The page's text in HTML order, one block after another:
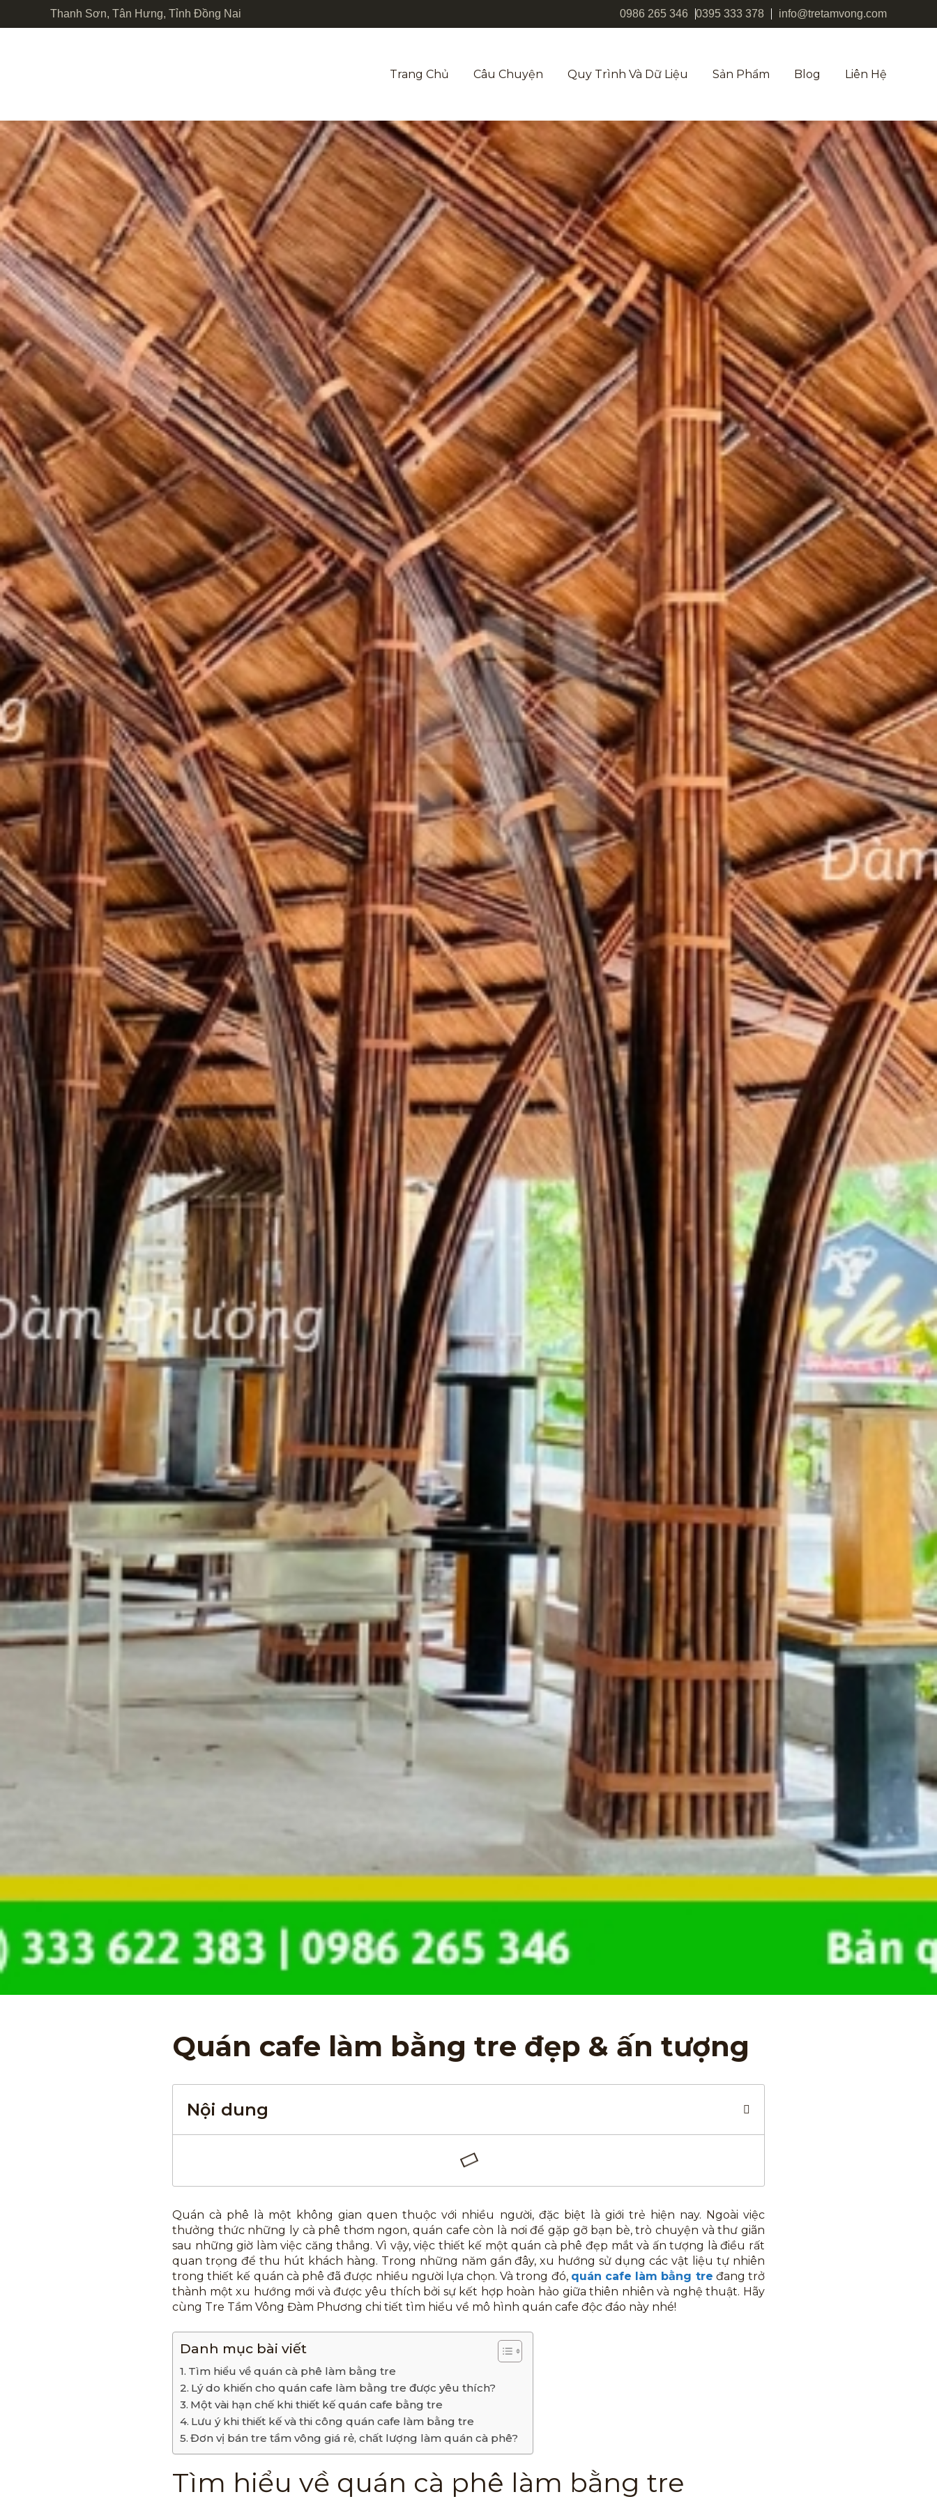
Thanh Sơn, Tân Hưng, Tỉnh Đồng Nai 0986 265 346 0395 333 378 info@tretamvong.com
Trang Chủ Câu Chuyện Quy Trình Và Dữ Liệu Sản Phẩm Blog Liên Hệ
Quán cafe làm bằng tre đẹp & ấn tượng
Nội dung
Quán cà phê là một không gian quen thuộc với nhiều người, đặc biệt là giới trẻ hiện nay. Ngoài việc
thưởng thức những ly cà phê thơm ngon, quán cafe còn là nơi để gặp gỡ bạn bè, trò chuyện và thư giãn
sau những giờ làm việc căng thẳng. Vì vậy, việc thiết kế một quán cà phê đẹp mắt và ấn tượng là điều rất
quan trọng để thu hút khách hàng. Trong những năm gần đây, xu hướng sử dụng các vật liệu tự nhiên
trong thiết kế quán cà phê đã được nhiều người lựa chọn. Và trong đó, quán cafe làm bằng tre đang trở
thành một xu hướng mới và được yêu thích bởi sự kết hợp hoàn hảo giữa thiên nhiên và nghệ thuật. Hãy
cùng Tre Tầm Vông Đàm Phương chi tiết tìm hiểu về mô hình quán cafe độc đáo này nhé!
Danh mục bài viết
Tìm hiểu về quán cà phê làm bằng tre
Lý do khiến cho quán cafe làm bằng tre được yêu thích?
Một vài hạn chế khi thiết kế quán cafe bằng tre
Lưu ý khi thiết kế và thi công quán cafe làm bằng tre
Đơn vị bán tre tầm vông giá rẻ, chất lượng làm quán cà phê?
Tìm hiểu về quán cà phê làm bằng tre